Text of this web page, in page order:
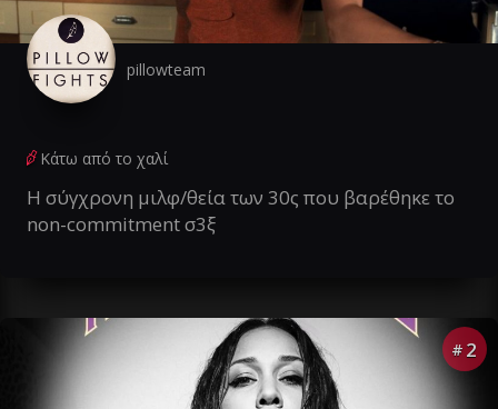
pillowteam
Κάτω από το χαλί
Η σύγχρονη μιλφ/θεία των 30ς που βαρέθηκε το
non-commitment σ3ξ
# 2